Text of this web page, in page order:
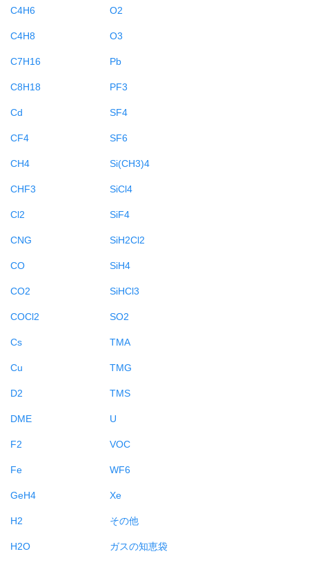
C4H6
C4H8
C7H16
C8H18
Cd
CF4
CH4
CHF3
Cl2
CNG
CO
CO2
COCl2
Cs
Cu
D2
DME
F2
Fe
GeH4
H2
H2O
O2
O3
Pb
PF3
SF4
SF6
Si(CH3)4
SiCl4
SiF4
SiH2Cl2
SiH4
SiHCl3
SO2
TMA
TMG
TMS
U
VOC
WF6
Xe
その他
ガスの知恵袋